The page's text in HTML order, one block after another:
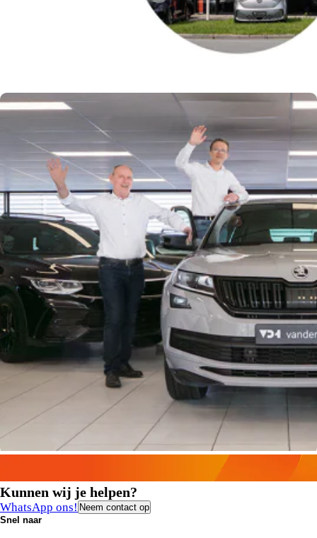
Kunnen wij je helpen?
WhatsApp ons! Neem contact op
Snel naar